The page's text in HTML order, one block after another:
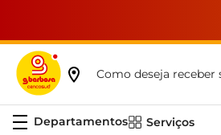
Como deseja receber
Serviços